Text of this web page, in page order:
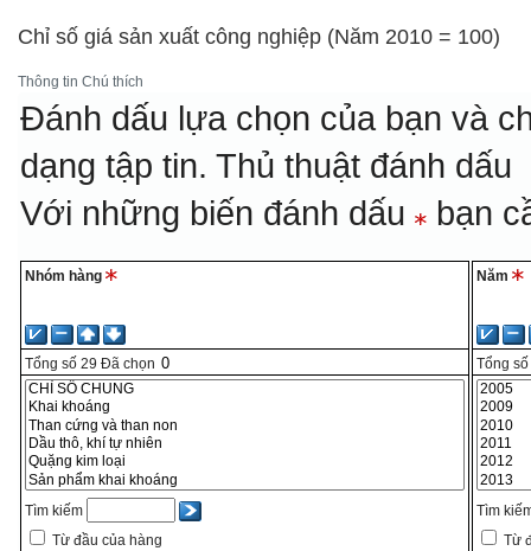
Chỉ số giá sản xuất công nghiệp (Năm 2010 = 100)
Thông tin Chú thích
Đánh dấu lựa chọn của bạn và
dạng tập tin.Thủ thuật đánh dấu
Với những biến đánh dấu bạn
Nhóm hàng
Tổng số 29 Đã chọn
Tìm kiếm
Từ đầu của hàng
Năm
Tổng số
Tìm
Từ